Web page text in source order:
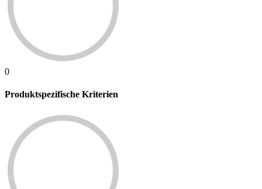
0
Produktspezifische Kriterien